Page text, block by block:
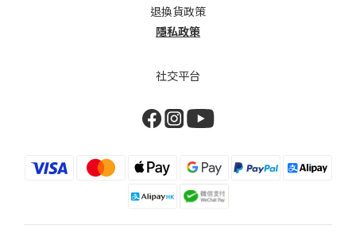
退換貨政策
隱私政策
社交平台